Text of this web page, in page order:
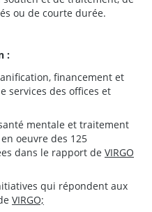
ou de courte durée.
:
financement et
services des offices et
mentale et traitement
oeuvre des 125
dans le rapport de VIRGO
qui répondent aux
VIRGO;